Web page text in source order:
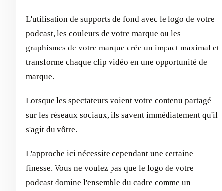
L'utilisation de supports de fond avec le logo de votre
podcast, les couleurs de votre marque ou les
graphismes de votre marque crée un impact maximal et
transforme chaque clip vidéo en une opportunité de
marque.
Lorsque les spectateurs voient votre contenu partagé
sur les réseaux sociaux, ils savent immédiatement qu'il
s'agit du vôtre.
L'approche ici nécessite cependant une certaine
finesse. Vous ne voulez pas que le logo de votre
podcast domine l'ensemble du cadre comme un